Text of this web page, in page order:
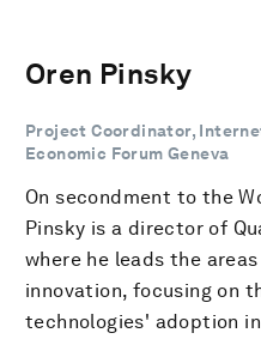
Oren Pinsky
Project Coordinator,
Economic Forum Geneva
On secondment to the
Pinsky is a director of
where he leads the
innovation, focusing on
technologies' adoption